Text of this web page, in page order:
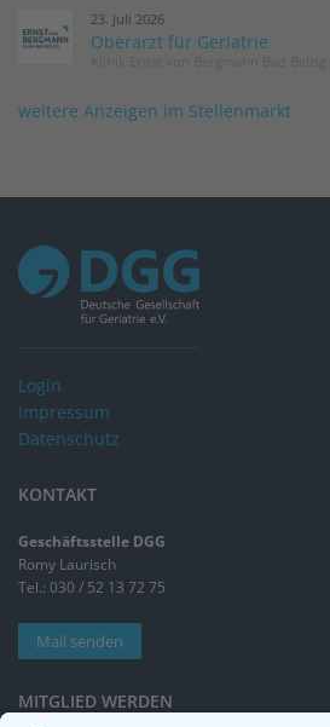
23. Juli 2026
Oberarzt für Geriatrie
weitere Anzeigen im Stellenmarkt
Login
Impressum
Datenschutz
KONTAKT
Geschäftsstelle DGG
Romy Laurisch
Tel.: 030 / 52 13 72 75
Mail senden
MITGLIED WERDEN